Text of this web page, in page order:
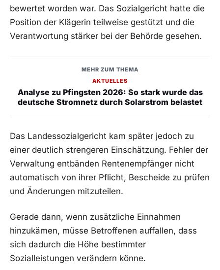
bewertet worden war. Das Sozialgericht hatte die
Position der Klägerin teilweise gestützt und die
Verantwortung stärker bei der Behörde gesehen.
MEHR ZUM THEMA
AKTUELLES
Analyse zu Pfingsten 2026: So stark wurde das
deutsche Stromnetz durch Solarstrom belastet
Das Landessozialgericht kam später jedoch zu
einer deutlich strengeren Einschätzung. Fehler der
Verwaltung entbänden Rentenempfänger nicht
automatisch von ihrer Pflicht, Bescheide zu prüfen
und Änderungen mitzuteilen.
Gerade dann, wenn zusätzliche Einnahmen
hinzukämen, müsse Betroffenen auffallen, dass
sich dadurch die Höhe bestimmter
Sozialleistungen verändern könne.